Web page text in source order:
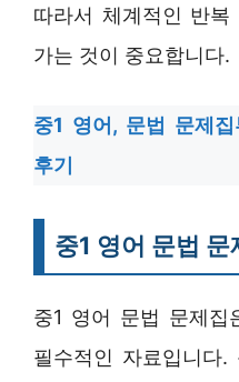
따라서 체계적인 반
가는 것이 중요합니다.
중1 영어, 문법 문제
후기
중1 영어 문법 문
중1 영어 문법 문제집
필수적인 자료입니다